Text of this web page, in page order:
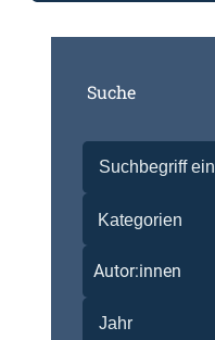
Suche
Autor:innen